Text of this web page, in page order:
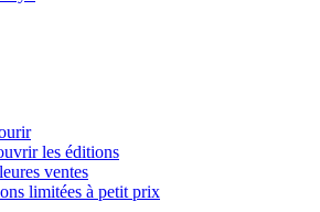
les éditions
ventes
limitées à petit prix